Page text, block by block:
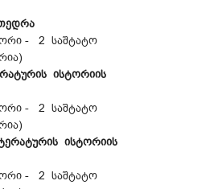
- 2 საშტატო
ისტორიის
- 2 საშტატო
ისტორიის
- 2 საშტატო